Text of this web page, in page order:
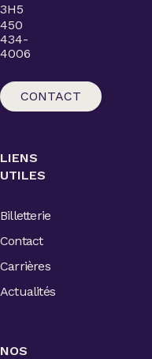
3H5
450
434-
4006
CONTACT
LIENS
UTILES
Billetterie
Contact
Carrières
Actualités
NOS